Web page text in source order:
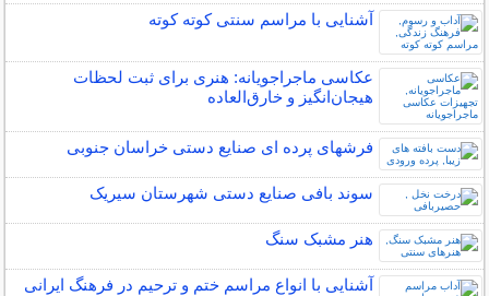
آشنایی با مراسم سنتی کوته کوته
عکاسی ماجراجویانه: هنری برای ثبت لحظات
هیجان‌انگیز و خارق‌العاده
فرشهای پرده ای صنایع دستی خراسان جنوبی
سوند بافی صنایع دستی شهرستان سیریک
هنر مشبک سنگ
آشنایی با انواع مراسم ختم و ترحیم در فرهنگ ایرانی